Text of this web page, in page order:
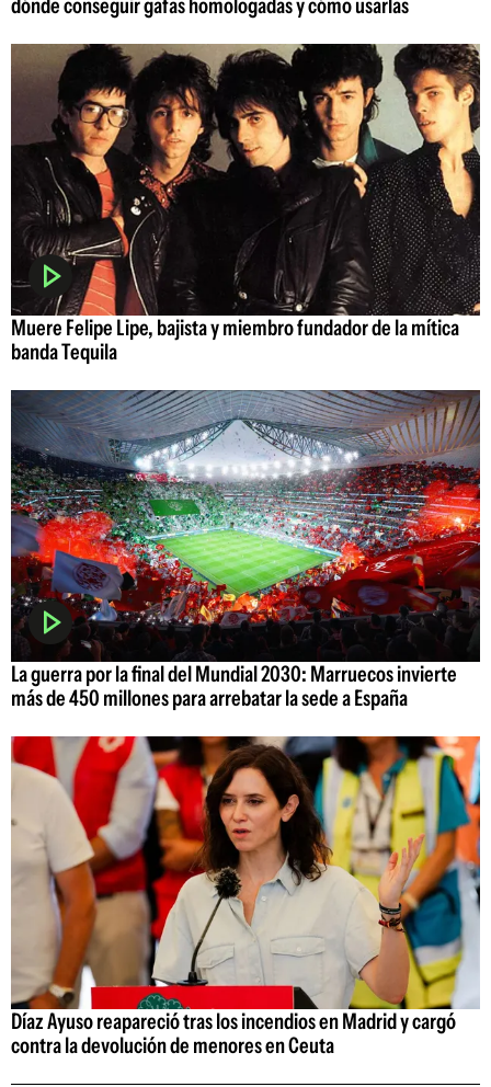
Muere Felipe Lipe, bajista y miembro fundador de la mítica
banda Tequila
La guerra por la final del Mundial 2030: Marruecos invierte
más de 450 millones para arrebatar la sede a España
Díaz Ayuso reapareció tras los incendios en Madrid y cargó
contra la devolución de menores en Ceuta